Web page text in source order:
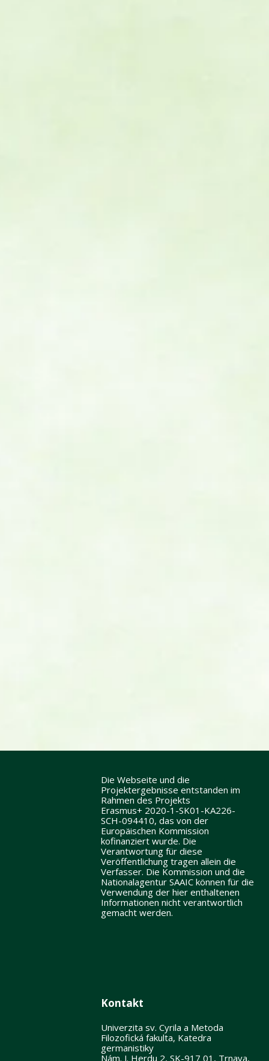
Die Webseite und die
Projektergebnisse entstanden im
Rahmen des Projekts
Erasmus+ 2020-1-SK01-KA226-
SCH-094410, das von der
Europäischen Kommission
kofinanziert wurde. Die
Verantwortung für diese
Veröffentlichung tragen allein die
Verfasser. Die Kommission und die
Nationalagentur SAAIC können für die
Verwendung der hier enthaltenen
Informationen nicht verantwortlich
gemacht werden.
Kontakt
Univerzita sv. Cyrila a Metoda
Filozofická fakulta, Katedra
germanistiky
Nám. J. Herdu 2, SK-917 01, Trnava,